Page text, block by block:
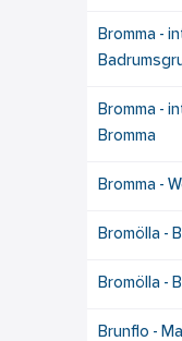
Bromma -
Bromma -
Bromma
Bromma -
Bromölla -
Bromölla -
Brunflo -